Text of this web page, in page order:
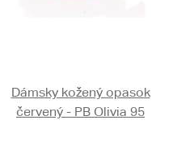
Dámsky kožený opasok
červený - PB Olivia 95